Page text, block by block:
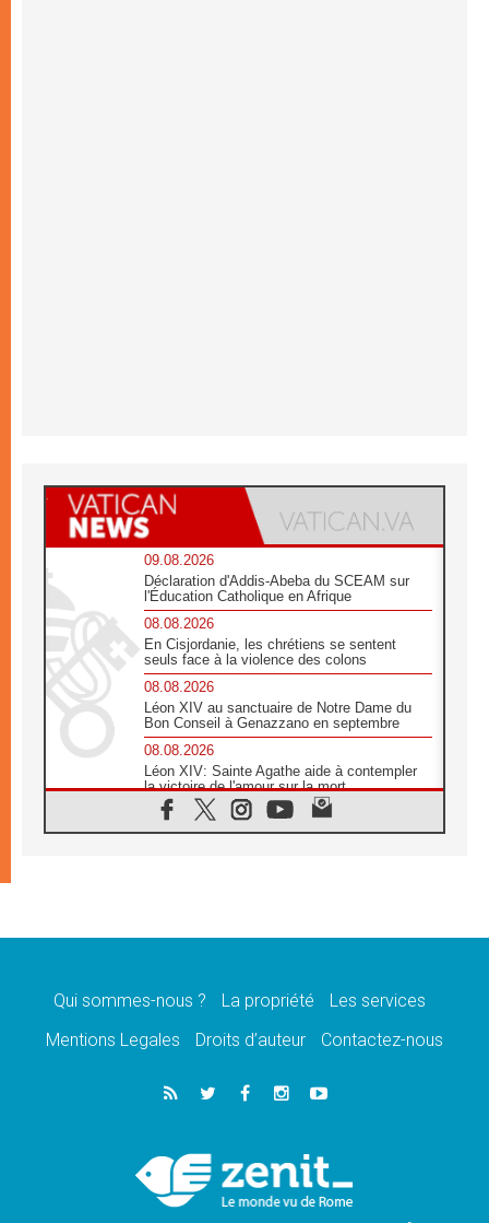
09.08.2026
Déclaration d'Addis-Abeba du SCEAM sur
l'Éducation Catholique en Afrique
08.08.2026
En Cisjordanie, les chrétiens se sentent
seuls face à la violence des colons
08.08.2026
Léon XIV au sanctuaire de Notre Dame du
Bon Conseil à Genazzano en septembre
08.08.2026
Léon XIV: Sainte Agathe aide à contempler
la victoire de l'amour sur la mort
08.08.2026
«Relancer l'empathie», le projet Triennal d'art
08.08.2026
07.08.2026
Calapan devient un diocèse
Congo-Brazzaville: le 15 août, entre solennité
de l'Assomption et mémoire nationale
«La paix commence par l'empathie» estime
le cardinal Parolin
Qui sommes-nous ? La propriété
Les services
Mentions Legales
Droits d’auteur Contactez-nous